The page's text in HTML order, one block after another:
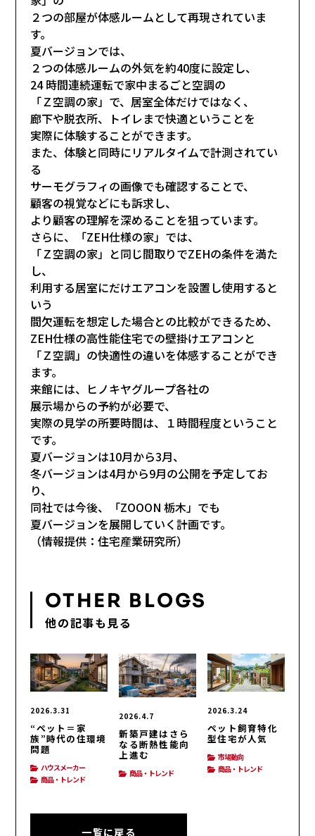
２つの部屋が体感ルームとして再現されていま
す。
夏バージョンでは、
２つの体感ルームの外気を約40度に設定し、
24 時間連続運転で家中まるごと空調の
「Ｚ空調の家」で、居室全体だけではなく、
廊下や脱衣所、トイレまで快適ということを
実際に体験することができます。
また、体験と同時にリアルタイムで計測されてい
る
サーモグラフィの画像でも確認することで、
顧客の視覚などにも訴求し、
より顧客の理解を深めることを狙っています。
さらに、「ZEH仕様の家」では、
「Ｚ空調の家」と同じ間取りでZEHの条件を満た
し、
利用する居室にだけエアコンを設置し使用すると
いう
間欠運転を想定した場合との比較ができるため、
ZEH仕様の高性能住宅での壁掛けエアコンと
「Ｚ空調」の快適性の違いを体感することができ
ます。
来館には、ヒノキヤグループ各社の
展示場からの予約が必要で、
実際の見学の所要時間は、１時間程度ということ
です。
夏バージョンは10月から3月、
冬バージョンは4月から9月の公開を予定してお
り、
同社では今後、「ZOOON 栃木」でも
夏バージョンを展開していく計画です。
（情報提供：住宅産業研究所）
OTHER BLOGS
他の記事も見る
2026.3.31
“ペット＝家
族”時代の住環境
問題
ハウスメーカー
商品・トレンド
2026.4.7
新築戸建はさら
なる断熱性能向
上進む
商品・トレンド
2026.3.24
ペット飼育特化
型住宅が人気
市場動向
商品・トレンド
一覧に戻る